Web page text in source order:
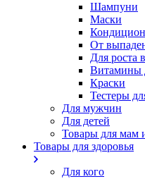
Шампуни
Маски
От
Для роста
Витамины
Краски
Тестеры
Для мужчин
Для детей
Товары для мам
Товары для здоровья
Для кого